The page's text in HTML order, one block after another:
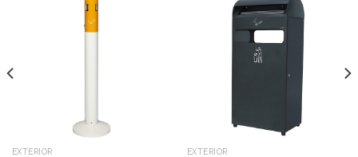
EXTERIOR EXTERIOR